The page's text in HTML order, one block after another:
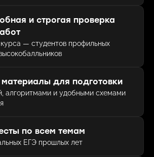
и строгая проверка
курса — студентов профильных
для подготовки
алгоритмами и удобными схемами
по всем темам
ЕГЭ прошлых лет